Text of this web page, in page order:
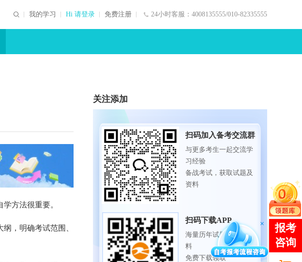
24小时客服：4008135555/010-82335555
我的学习 Hi 请登录 免费注册
学方法很重要。
，明确考试范围、
关注添加
扫码加入备考交流群
与更多考生一起交流学
习经验
备战考试，获取试题及
资料
扫码下载APP
海量历年试题、备考资
料
免费下载领取